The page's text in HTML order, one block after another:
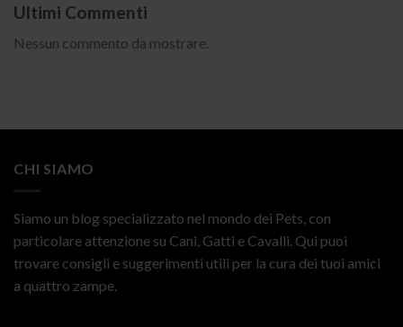
Ultimi Commenti
Nessun commento da mostrare.
CHI SIAMO
Siamo un blog specializzato nel mondo dei Pets, con
particolare attenzione su Cani, Gatti e Cavalli. Qui puoi
trovare consigli e suggerimenti utili per la cura dei tuoi amici
a quattro zampe.